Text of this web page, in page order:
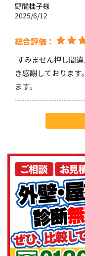
野間桂子様
2025/6/12
総合評価：
すみません押し間
き感謝しておりま
ます。
Ryoki Yamashita
2025/5/28
総合評価：
いつも当社の塗料
います。塗装技術
としても安心して商
線でのご提案や、
信頼できるパート
ックペイントの製品
す。